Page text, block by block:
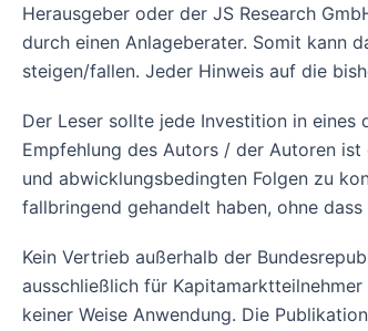
Herausgeber oder der JS Research
durch einen Anlageberater. Somit kann
steigen/fallen. Jeder Hinweis auf die
Der Leser sollte jede Investition in eines
Empfehlung des Autors / der Autoren
und abwicklungsbedingten Folgen zu
fallbringend gehandelt haben, ohne
Kein Vertrieb außerhalb der
ausschließlich für
keiner Weise Anwendung. Die